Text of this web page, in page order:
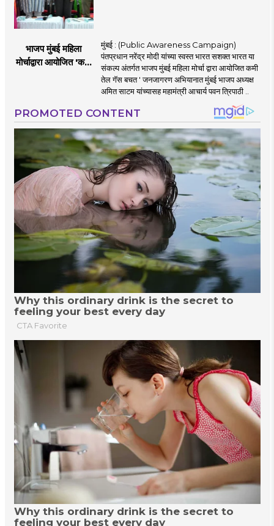
भाजप मुंबई महिला
मोर्चाद्वारा आयोजित 'कमी
मुंबई : (Public Awareness Campaign)
पंतप्रधान नरेंद्र मोदी यांच्या स्वस्त भारत सशक्त भारत या
संकल्प अंतर्गत भाजप मुंबई महिला मोर्चा द्वारा आयोजित कमी
तेल गॅस बचत ' जनजागरण अभियानात मुंबई भाजप अध्यक्ष
अमित साटम यांच्यासह महामंत्री आचार्य पवन त्रिपाठी ..